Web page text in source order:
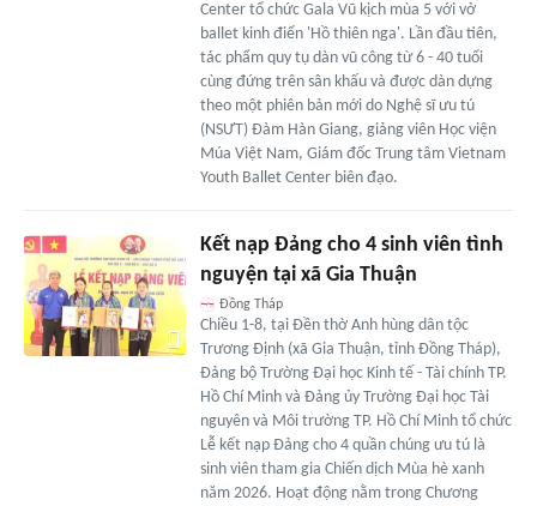
Center tổ chức Gala Vũ kịch mùa 5 với vở
ballet kinh điển 'Hồ thiên nga'. Lần đầu tiên,
tác phẩm quy tụ dàn vũ công từ 6 - 40 tuổi
cùng đứng trên sân khấu và được dàn dựng
theo một phiên bản mới do Nghệ sĩ ưu tú
(NSƯT) Đàm Hàn Giang, giảng viên Học viện
Múa Việt Nam, Giám đốc Trung tâm Vietnam
Youth Ballet Center biên đạo.
Kết nạp Đảng cho 4 sinh viên tình
nguyện tại xã Gia Thuận
Đồng Tháp
Chiều 1-8, tại Đền thờ Anh hùng dân tộc
Trương Định (xã Gia Thuận, tỉnh Đồng Tháp),
Đảng bộ Trường Đại học Kinh tế - Tài chính TP.
Hồ Chí Minh và Đảng ủy Trường Đại học Tài
nguyên và Môi trường TP. Hồ Chí Minh tổ chức
Lễ kết nạp Đảng cho 4 quần chúng ưu tú là
sinh viên tham gia Chiến dịch Mùa hè xanh
năm 2026. Hoạt động nằm trong Chương